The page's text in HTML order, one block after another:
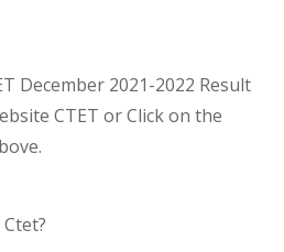
December 2021-2022 Result
CTET or Click on the